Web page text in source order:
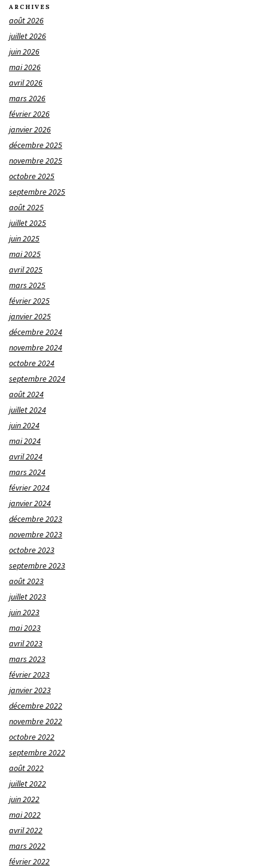
ARCHIVES
août 2026
juillet 2026
juin 2026
mai 2026
avril 2026
mars 2026
février 2026
janvier 2026
décembre 2025
novembre 2025
octobre 2025
septembre 2025
août 2025
juillet 2025
juin 2025
mai 2025
avril 2025
mars 2025
février 2025
janvier 2025
décembre 2024
novembre 2024
octobre 2024
septembre 2024
août 2024
juillet 2024
juin 2024
mai 2024
avril 2024
mars 2024
février 2024
janvier 2024
décembre 2023
novembre 2023
octobre 2023
septembre 2023
août 2023
juillet 2023
juin 2023
mai 2023
avril 2023
mars 2023
février 2023
janvier 2023
décembre 2022
novembre 2022
octobre 2022
septembre 2022
août 2022
juillet 2022
juin 2022
mai 2022
avril 2022
mars 2022
février 2022